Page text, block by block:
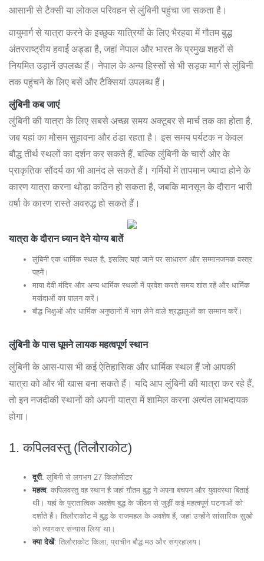
आसानी से टैक्सी या लोकल परिवहन से लुंबिनी पहुंचा जा सकता है।
वायुमार्ग से यात्रा करने के इच्छुक यात्रियों के लिए भैरहवा में गौतम बुद्ध
अंतरराष्ट्रीय हवाई अड्डा है, जहां नेपाल और भारत के प्रमुख शहरों से
नियमित उड़ानें उपलब्ध हैं। नेपाल के अन्य हिस्सों से भी सड़क मार्ग से लुंबिनी
तक पहुंचने के लिए बसें और टैक्सियां उपलब्ध हैं।
लुंबिनी कब जाएं
लुंबिनी की यात्रा के लिए सबसे अच्छा समय अक्टूबर से मार्च तक का होता है,
जब यहां का मौसम सुहावना और ठंडा रहता है। इस समय पर्यटक न केवल
बौद्ध तीर्थ स्थलों का दर्शन कर सकते हैं, बल्कि लुंबिनी के चारों ओर के
प्राकृतिक सौंदर्य का भी आनंद ले सकते हैं। गर्मियों में तापमान ज्यादा होने के
कारण यात्रा करना थोड़ा कठिन हो सकता है, जबकि मानसून के दौरान भारी
वर्षा के कारण रास्ते अवरुद्ध हो सकते हैं।
यात्रा के दौरान ध्यान देने योग्य बातें
लुंबिनी एक धार्मिक स्थल है, इसलिए यहां जाने पर साधारण और सम्मानजनक वस्त्र
पहनें।
माया देवी मंदिर और अन्य धार्मिक स्थलों में प्रवेश करते समय शांत रहें और धार्मिक
मर्यादाओं का पालन करें।
बौद्ध भिक्षुओं और धार्मिक अनुष्ठानों में भाग लेने वाले श्रद्धालुओं का सम्मान करें।
लुंबिनी के पास घूमने लायक महत्वपूर्ण स्थान
लुंबिनी के आस-पास भी कई ऐतिहासिक और धार्मिक स्थल हैं जो आपकी
यात्रा को और भी खास बना सकते हैं। यदि आप लुंबिनी की यात्रा कर रहे हैं,
तो इन नजदीकी स्थानों को अपनी यात्रा में शामिल करना अत्यंत लाभदायक
होगा।
1.कपिलवस्तु (तिलौराकोट)
दूरी: लुंबिनी से लगभग 27 किलोमीटर
महत्व: कपिलवस्तु वह स्थान है जहां गौतम बुद्ध ने अपना बचपन और युवावस्था बिताई
थी। यहां के पुरातात्विक अवशेष बुद्ध के जीवन से जुड़ीं कई महत्वपूर्ण घटनाओं को
दर्शाते हैं। तिलौराकोट में बुद्ध के राजमहल के अवशेष हैं, जहां उन्होंने सांसारिक सुखों
को त्यागकर संन्यास लिया था।
क्या देखें: तिलौराकोट किला, प्राचीन बौद्ध मठ और संग्रहालय।